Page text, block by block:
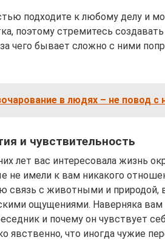
подходите к любому делу и
поэтому стремитесь
чего бывает сложно с ними
в людях – не повод с
и чувствительность
лет вас интересовала жизнь
не имели к вам никакого
связь с животными и природой,
ощущениями. Наверняка вам
и почему он чувствует
явственно, что иногда чужие